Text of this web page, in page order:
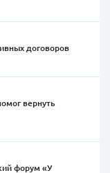
договоров
вернуть
форум «У